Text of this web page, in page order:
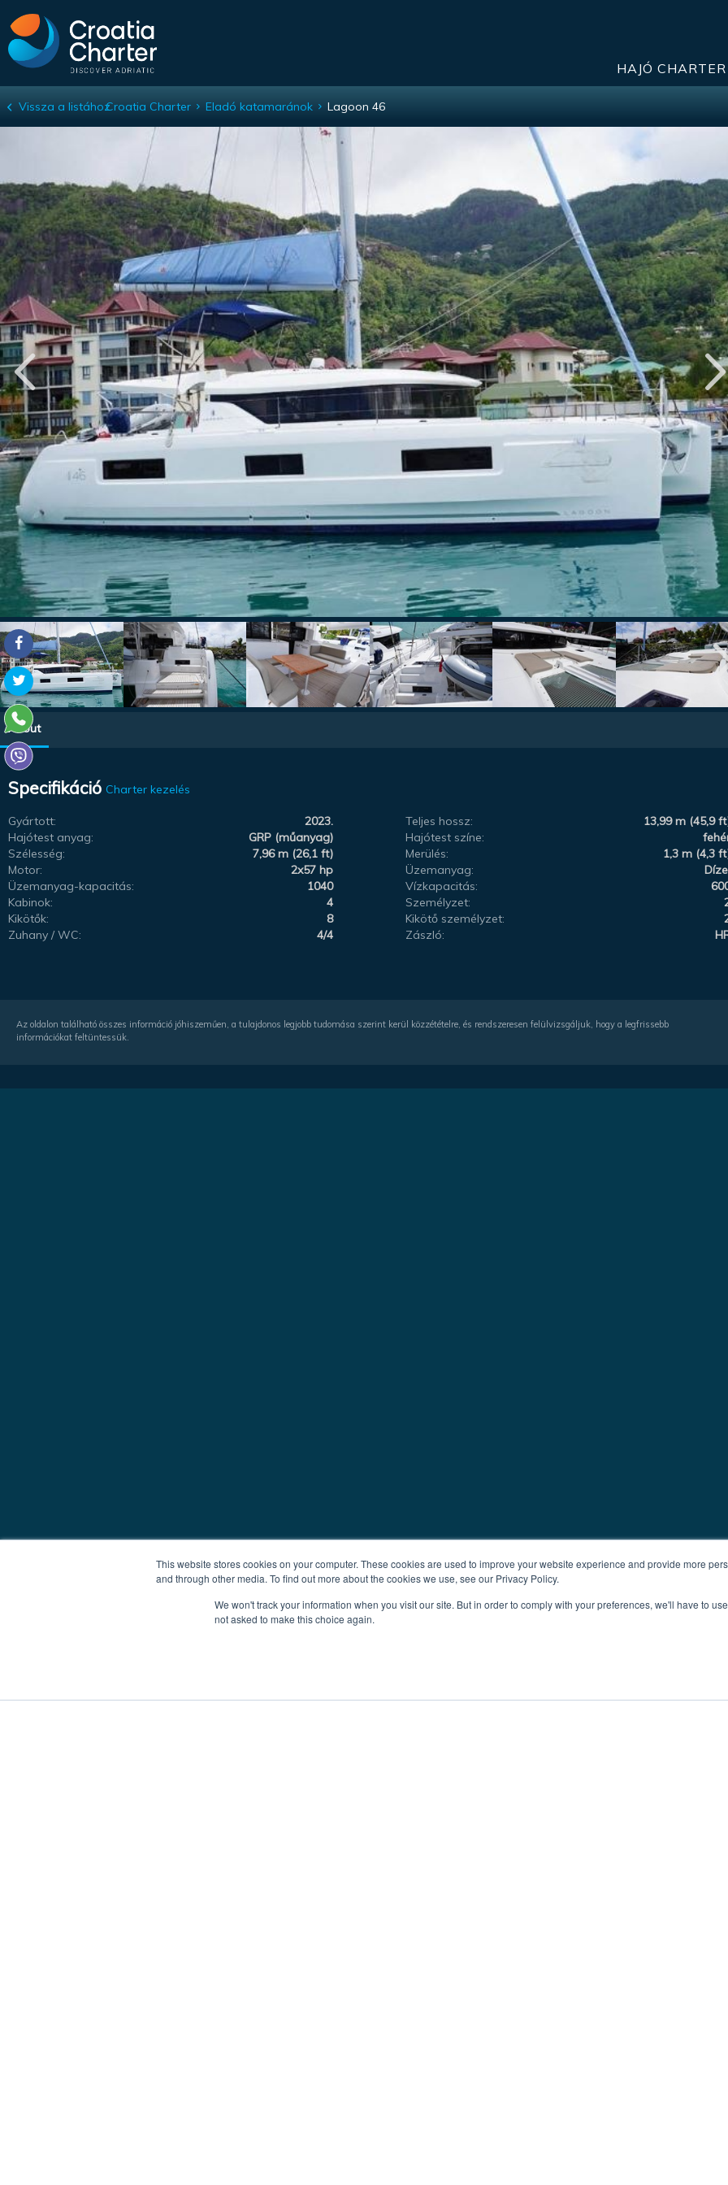
This website stores cookies on your computer. These cookies are used to improve your website experience and provide more
and through other media. To find out more about the cookies we use, see our Privacy Policy.
We won't track your information when you visit our site. But in order to comply with your preferences, we'll have to
not asked to make this choice again.
HAJÓ CHARTER
Lagoon 46
Vissza a listáhozCroatia Charter Eladó katamaránok Lagoon 46
About
Specifikáció Charter kezelés
Gyártott: 2023. Teljes hossz:
13,99 m (45,9
Hajótest anyag:
GRP (műanyag) Hajótest színe:
Szélesség:
7,96 m (26,1 ft) Merülés:
1,3 m (4,3
Motor:
2x57 hp Üzemanyag:
Üzemanyag-kapacitás:
1040 Vízkapacitás:
Kabinok:
4 Személyzet:
Kikötők:
8 Kikötő személyzet:
Zuhany / WC:
4/4 Zászló:
Az oldalon található összes információ jóhiszeműen, a tulajdonos legjobb tudomása szerint kerül közzétételre, és rendszeresen felülvizsgáljuk, hogy a legfrissebb
információkat feltüntessük.